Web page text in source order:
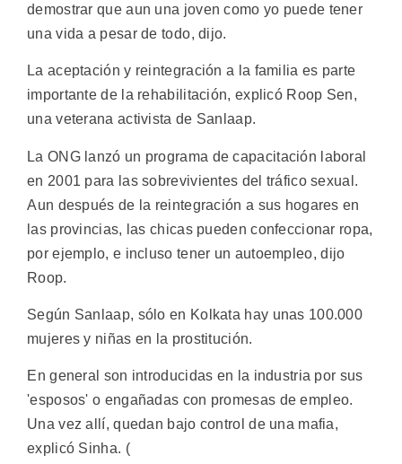
demostrar que aun una joven como yo puede tener
una vida a pesar de todo, dijo.
La aceptación y reintegración a la familia es parte
importante de la rehabilitación, explicó Roop Sen,
una veterana activista de Sanlaap.
La ONG lanzó un programa de capacitación laboral
en 2001 para las sobrevivientes del tráfico sexual.
Aun después de la reintegración a sus hogares en
las provincias, las chicas pueden confeccionar ropa,
por ejemplo, e incluso tener un autoempleo, dijo
Roop.
Según Sanlaap, sólo en Kolkata hay unas 100.000
mujeres y niñas en la prostitución.
En general son introducidas en la industria por sus
'esposos' o engañadas con promesas de empleo.
Una vez allí, quedan bajo control de una mafia,
explicó Sinha. (